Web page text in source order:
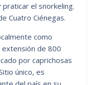
el snorkeling.
Cuatro Ciénegas.
como
extensión de 800
por caprichosas
único, es